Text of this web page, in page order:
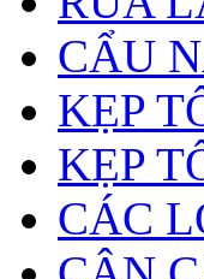
CẨU
KẸP
KẸP
CÁC